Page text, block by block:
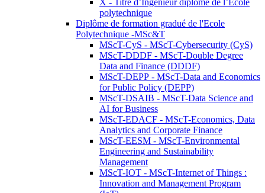
X - Titre d’Ingénieur diplômé de l’École
polytechnique
Diplôme de formation gradué de l'Ecole
Polytechnique -MSc&T
MScT-CyS - MScT-Cybersecurity (CyS)
MScT-DDDF - MScT-Double Degree
Data and Finance (DDDF)
MScT-DEPP - MScT-Data and Economics
for Public Policy (DEPP)
MScT-DSAIB - MScT-Data Science and
AI for Business
MScT-EDACF - MScT-Economics, Data
Analytics and Corporate Finance
MScT-EESM - MScT-Environmental
Engineering and Sustainability
Management
MScT-IOT - MScT-Internet of Things :
Innovation and Management Program